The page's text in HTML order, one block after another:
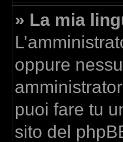
» La mia
oppure
puoi fare tu
sito del